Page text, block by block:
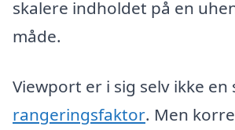
skalere indholdet på en
måde.
Viewport er i sig selv ikke
rangeringsfaktor. Men